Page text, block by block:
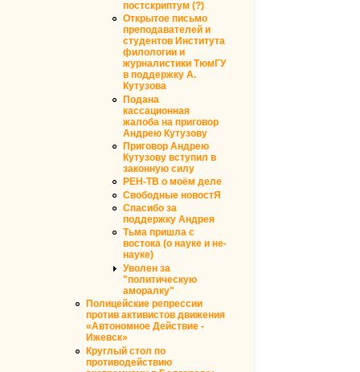
постскриптум (?)
Открытое письмо
преподавателей и
студентов Института
филологии и
журналистики ТюмГУ
в поддержку А.
Кутузова
Подана
кассационная
жалоба на приговор
Андрею Кутузову
Приговор Андрею
Кутузову вступил в
законную силу
РЕН-ТВ о моём деле
Свободные новостЯ
Спасибо за
поддержку Андрея
Тьма пришла с
востока (о науке и не-
науке)
Уволен за
"политическую
аморалку"
Полицейские репрессии
против активистов движения
«Автономное Действие -
Ижевск»
Круглый стол по
противодействию